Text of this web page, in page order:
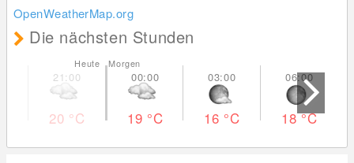
OpenWeatherMap.org
Die nächsten Stunden
20 °C
Heute Morgen
19 °C 16 °C 18°C